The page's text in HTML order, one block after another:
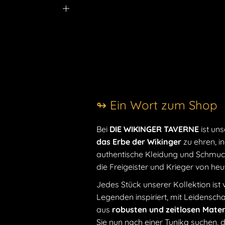
↬ Ein Wort zum Shop
Bei DIE WIKINGER TAVERNE ist
das Erbe der Wikinger zu ehren,
authentische Kleidung und
die Freigeister und Krieger von
Jedes Stück unserer Kollektion ist
Legenden inspiriert, mit
aus robusten und zeitlosen
Sie nun nach einer Tunika suchen,